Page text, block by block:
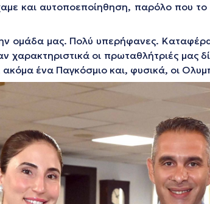
και αυτοποεποίηθηση, παρόλο που
ομάδα μας. Πολύ υπερήφανες.
χαρακτηριστικά οι πρωταθλήτριές μας
ένα Παγκόσμιο και, φυσικά, οι